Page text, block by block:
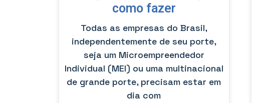
como fazer
Todas as empresas do Brasil,
independentemente de seu porte,
seja um Microempreendedor
Individual (MEI) ou uma multinacional
de grande porte, precisam estar em
dia com